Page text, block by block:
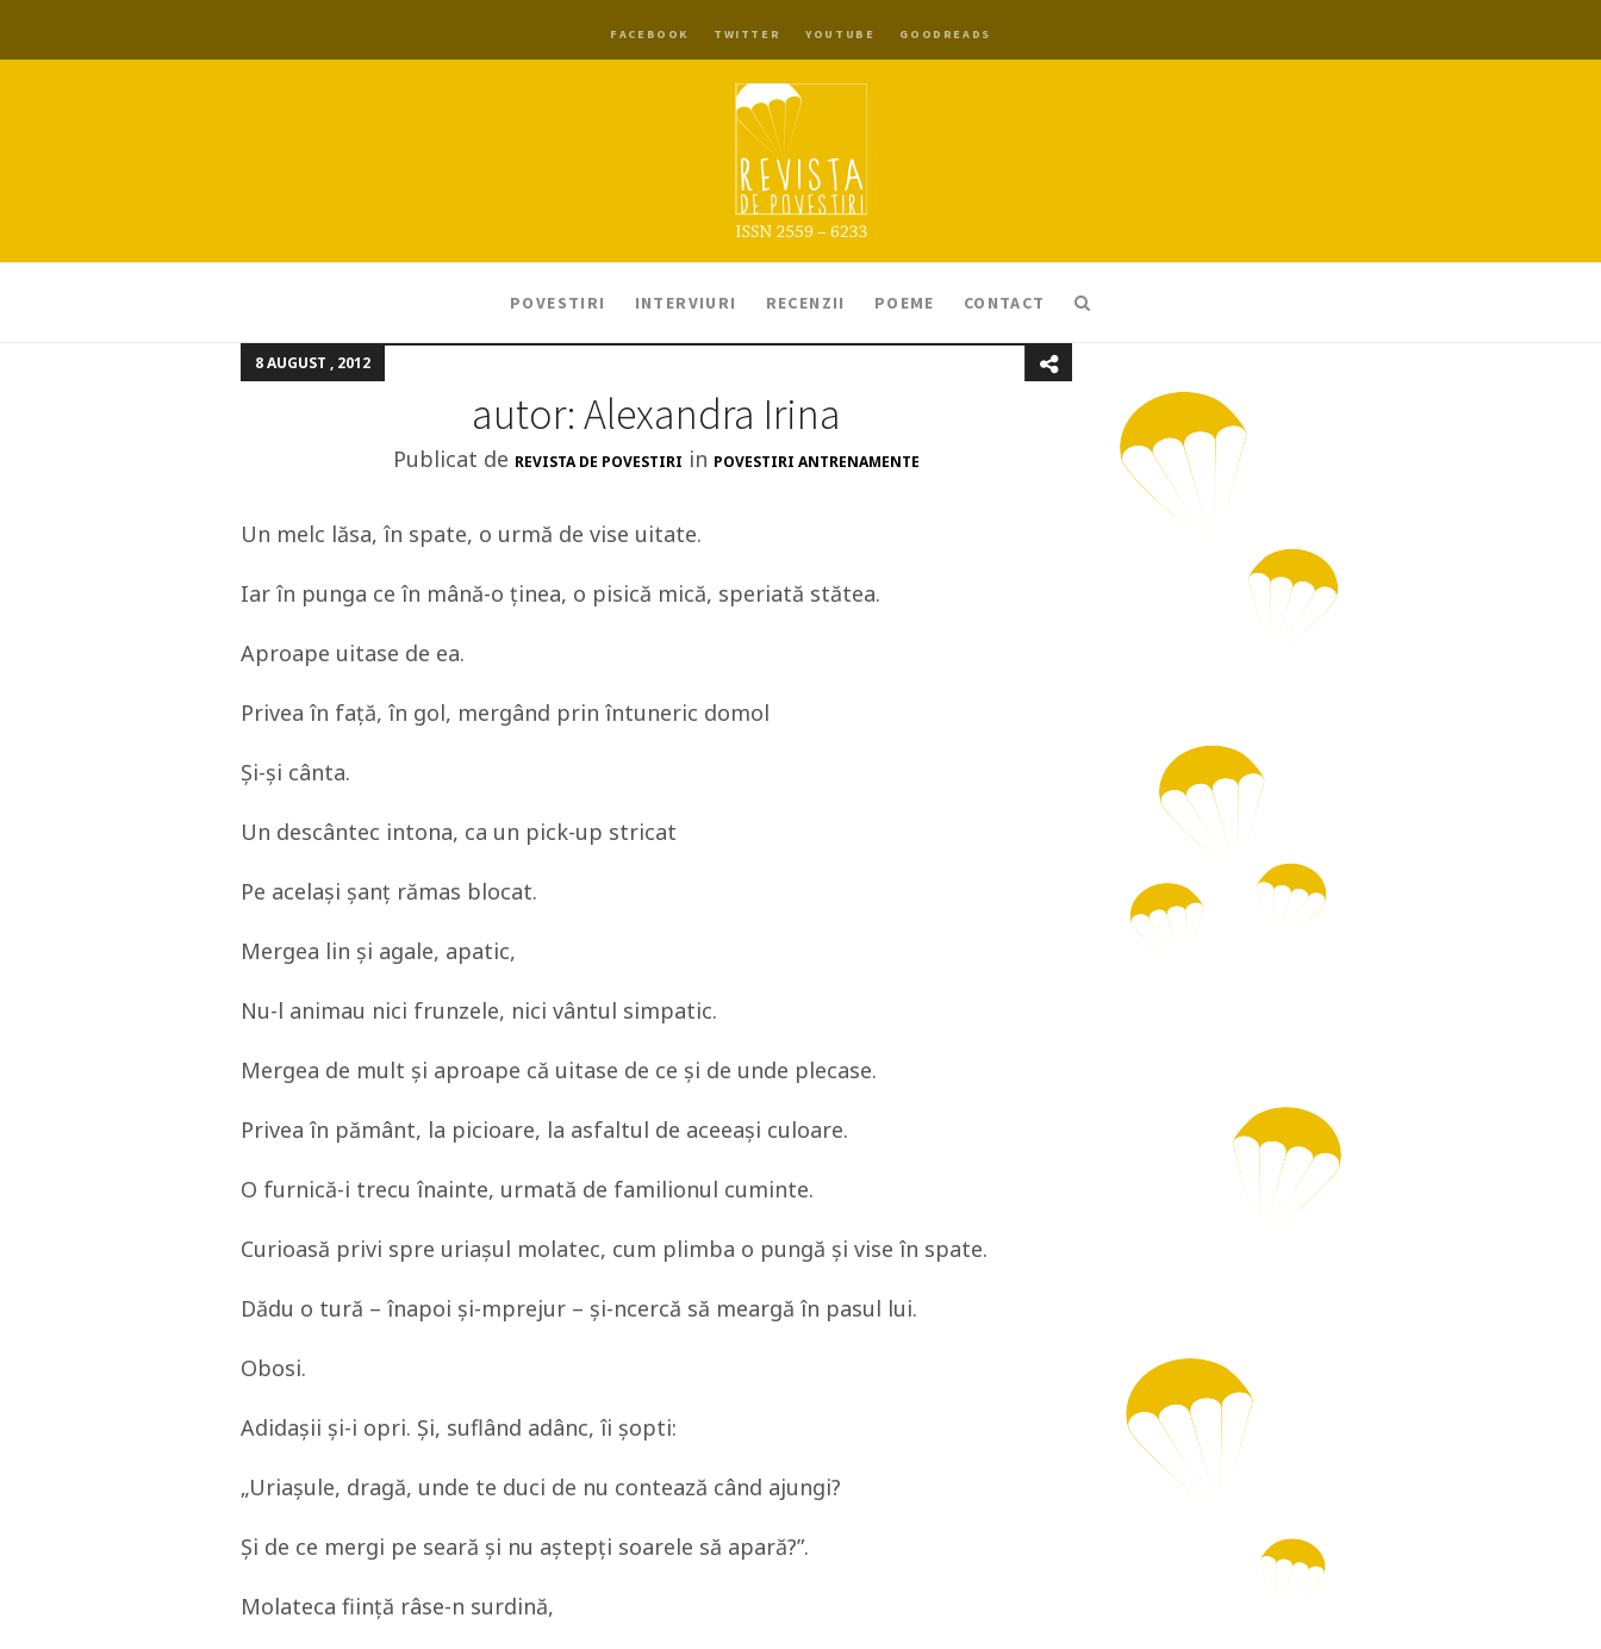
FACEBOOK TWITTER YOUTUBE GOODREADS
POVESTIRI INTERVIURI RECENZII POEME CONTACT
8 AUGUST , 2012
autor: Alexandra Irina
Publicat de REVISTA DE POVESTIRI in POVESTIRI ANTRENAMENTE
Un melc lăsa, în spate, o urmă de vise uitate.
Iar în punga ce în mână-o ţinea, o pisică mică, speriată stătea.
Aproape uitase de ea.
Privea în faţă, în gol, mergând prin întuneric domol
Şi-şi cânta.
Un descântec intona, ca un pick-up stricat
Pe acelaşi şanţ rămas blocat.
Mergea lin şi agale, apatic,
Nu-l animau nici frunzele, nici vântul simpatic.
Mergea de mult şi aproape că uitase de ce şi de unde plecase.
Privea în pământ, la picioare, la asfaltul de aceeaşi culoare.
O furnică-i trecu înainte, urmată de familionul cuminte.
Curioasă privi spre uriaşul molatec, cum plimba o pungă şi vise în spate.
Dădu o tură – înapoi şi-mprejur – şi-ncercă să meargă în pasul lui.
Obosi.
Adidaşii şi-i opri. Şi, suflând adânc, îi şopti:
„Uriaşule, dragă, unde te duci de nu contează când ajungi?
Şi de ce mergi pe seară şi nu aştepţi soarele să apară?”.
Molateca fiinţă râse-n surdină,